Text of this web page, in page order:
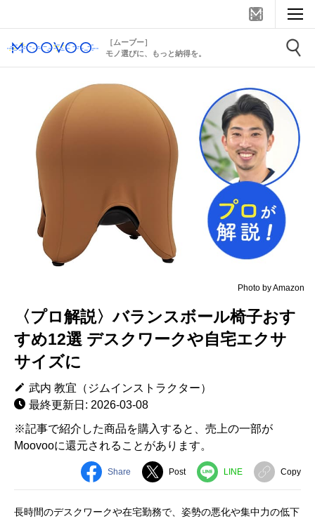
［ムーブー］
モノ選びに、もっと納得を。
Photo by Amazon
〈プロ解説〉バランスボール椅子おす
すめ12選 デスクワークや自宅エクサ
サイズに
武内 教宜（ジムインストラクター）
最終更新日: 2026-03-08
※記事で紹介した商品を購入すると、売上の一部が
Moovooに還元されることがあります。
Share Post LINE Copy
長時間のデスクワークや在宅勤務で、姿勢の悪化や集中力の低下